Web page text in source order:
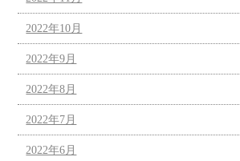
2022年10月
2022年9月
2022年8月
2022年7月
2022年6月